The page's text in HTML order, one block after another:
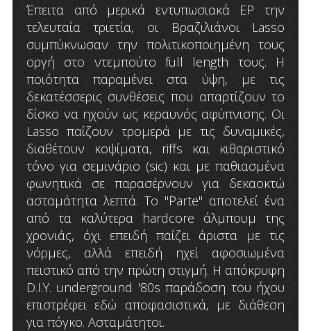
Έπειτα από μερικά εντυπωσιακά EP την
τελευταία τριετία, οι Βραζιλιάνοι Lasso
συμπύκνωσαν την πολιτικοποιημένη τους
οργή στο ντεμπούτο full length τους. Η
ποιότητα παραμένει στα ύψη, με τις
δεκατέσσερις συνθέσεις που απαρτίζουν το
δίσκο να ηχούν ως κεραυνός αφύπνισης. Οι
Lasso παίζουν τρομερά με τις δυναμικές,
διαθέτουν κοψίματα, riffs και κιθαριστικό
τόνο για σεμινάριο (sic) και με παθιασμένα
φωνητικά σε παρασέρνουν για δεκαοκτώ
ασταμάτητα λεπτά. Το "Parte" αποτελεί ένα
από τα καλύτερα hardcore άλμπουμ της
χρονιάς, όχι επειδή παίζει άριστα με τις
νόρμες, αλλά επειδή ηχεί αφοσιωμένα
πειστικό από την πρώτη στιγμή. Η απόκρυφη
D.I.Y. underground '80s παράδοση του ήχου
επιστρέφει εδώ αποφασιστικά, με διάθεση
για πόγκο. Ασταμάτητοι.